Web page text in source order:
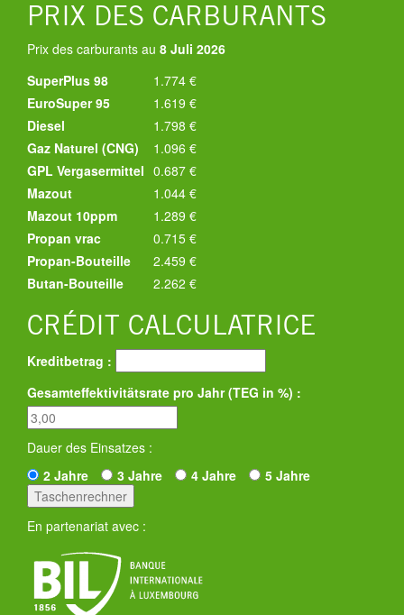
PRIX DES CARBURANTS
Prix des carburants au 8 Juli 2026
SuperPlus 98
1.774 €
EuroSuper 95
1.619 €
Diesel
1.798 €
Gaz Naturel (CNG)
1.096 €
GPL Vergasermittel 0.687 €
Mazout
1.044 €
Mazout 10ppm
1.289 €
Propan vrac
0.715 €
Propan-Bouteille
2.459 €
Butan-Bouteille
2.262 €
CRÉDIT CALCULATRICE
Kreditbetrag :
Gesamteffektivitätsrate pro Jahr (TEG in %) :
Dauer des Einsatzes :
2 Jahre
3 Jahre 4 Jahre 5 Jahre
En partenariat avec :